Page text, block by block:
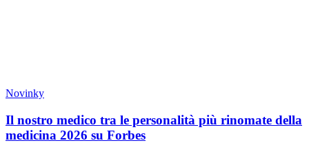
Novinky
Il nostro medico tra le personalità più rinomate della
medicina 2026 su Forbes